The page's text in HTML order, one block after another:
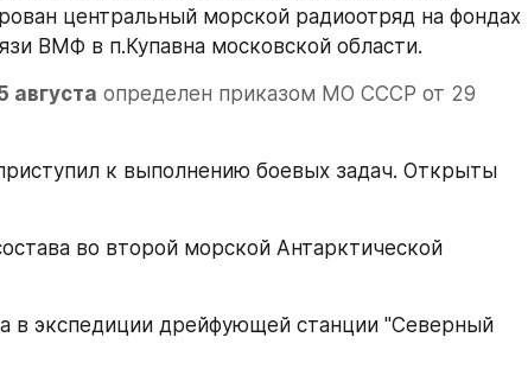
центральный морской радиоотряд на фондах
ВМФ в п.Купавна московской области.
августа определен приказом МО СССР от 29
к выполнению боевых задач. Открыты
во второй морской Антарктической
в экспедиции дрейфующей станции "Северный